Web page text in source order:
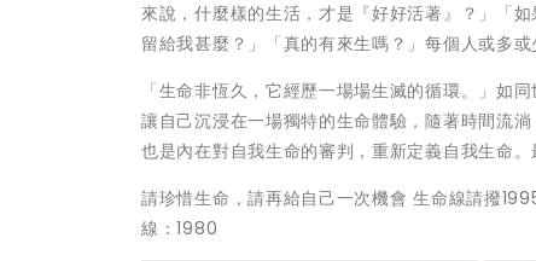
來說，什麼樣的生活，才是『好好活著』？」「
留給我甚麼？」「真的有來生嗎？」每個人或多
「生命非恆久，它經歷一場場生滅的循環。」如
讓自己沉浸在一場獨特的生命體驗，隨著時間流
也是內在對自我生命的審判，重新定義自我生命
請珍惜生命，請再給自己一次機會 生命線請撥
線：1980